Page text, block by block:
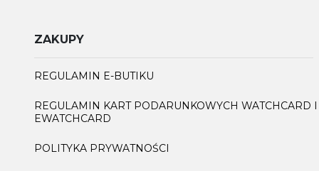
ZAKUPY
REGULAMIN E-BUTIKU
REGULAMIN KART PODARUNKOWYCH WATCHCARD I
EWATCHCARD
POLITYKA PRYWATNOŚCI